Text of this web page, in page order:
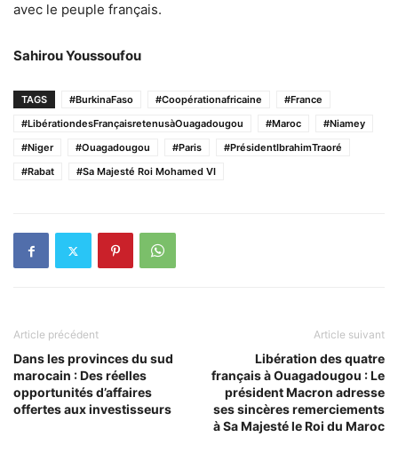
avec le peuple français.
Sahirou Youssoufou
TAGS #BurkinaFaso #Coopérationafricaine
#France
#LibérationdesFrançaisretenusàOuagadougou
#Maroc
#Niamey
#Niger
#Ouagadougou #Paris
#PrésidentIbrahimTraoré
#Rabat
#Sa Majesté Roi Mohamed VI
Article précédent
Dans les provinces du sud
marocain : Des réelles
opportunités d’affaires
offertes aux investisseurs
Article suivant
Libération des quatre
français à Ouagadougou : Le
président Macron adresse
ses sincères remerciements
à Sa Majesté le Roi du Maroc